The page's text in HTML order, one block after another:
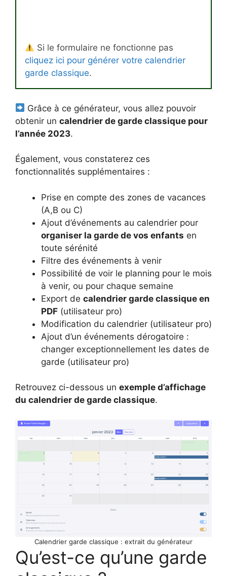
Si le formulaire ne fonctionne pas
cliquez ici pour générer votre calendrier
garde classique.
Grâce à ce générateur, vous allez pouvoir
obtenir un calendrier de garde classique pour
l’année 2023.
Également, vous constaterez ces
fonctionnalités supplémentaires :
Prise en compte des zones de vacances
(A,B ou C)
Ajout d’événements au calendrier pour
organiser la garde de vos enfants en
toute sérénité
Filtre des événements à venir
Possibilité de voir le planning pour le mois
à venir, ou pour chaque semaine
Export de calendrier garde classique en
PDF (utilisateur pro)
Modification du calendrier (utilisateur pro)
Ajout d’un événements dérogatoire :
changer exceptionnellement les dates de
garde (utilisateur pro)
Retrouvez ci-dessous un exemple d’affichage
du calendrier de garde classique.
Calendrier garde classique : extrait du générateur
Qu’est-ce qu’une garde